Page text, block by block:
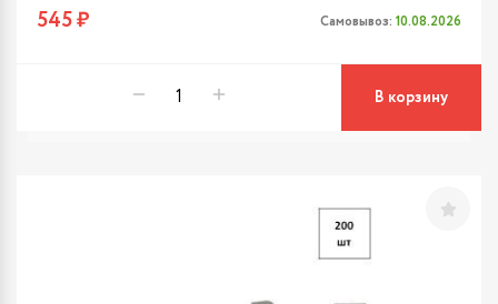
545 ₽ Самовывоз: 10.08.2026
В корзину